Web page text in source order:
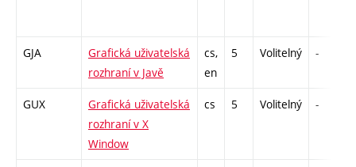
GJA
Grafická uživatelská
rozhraní v Javě
cs,
en
5 Volitelný -
GUX
Grafická uživatelská
rozhraní v X
Window
cs 5 Volitelný -